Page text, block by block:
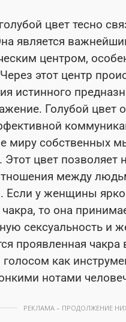
цвет тесно
является
центром,
этот центр
истинного
Голубой цвет
миру собственных
Этот цвет позволяет
между
Если у женщины ярко
то она
сексуальность и
проявленная чакра
голосом как
нотами
РЕКЛАМА – ПРОДОЛЖЕНИЕ